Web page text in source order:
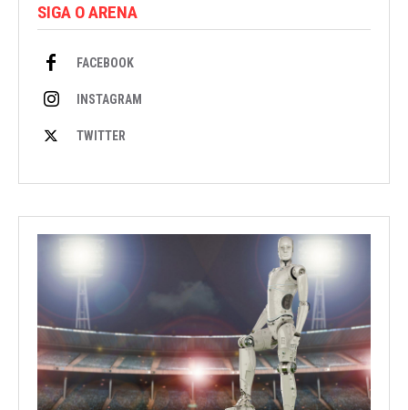
SIGA O ARENA
FACEBOOK
INSTAGRAM
TWITTER